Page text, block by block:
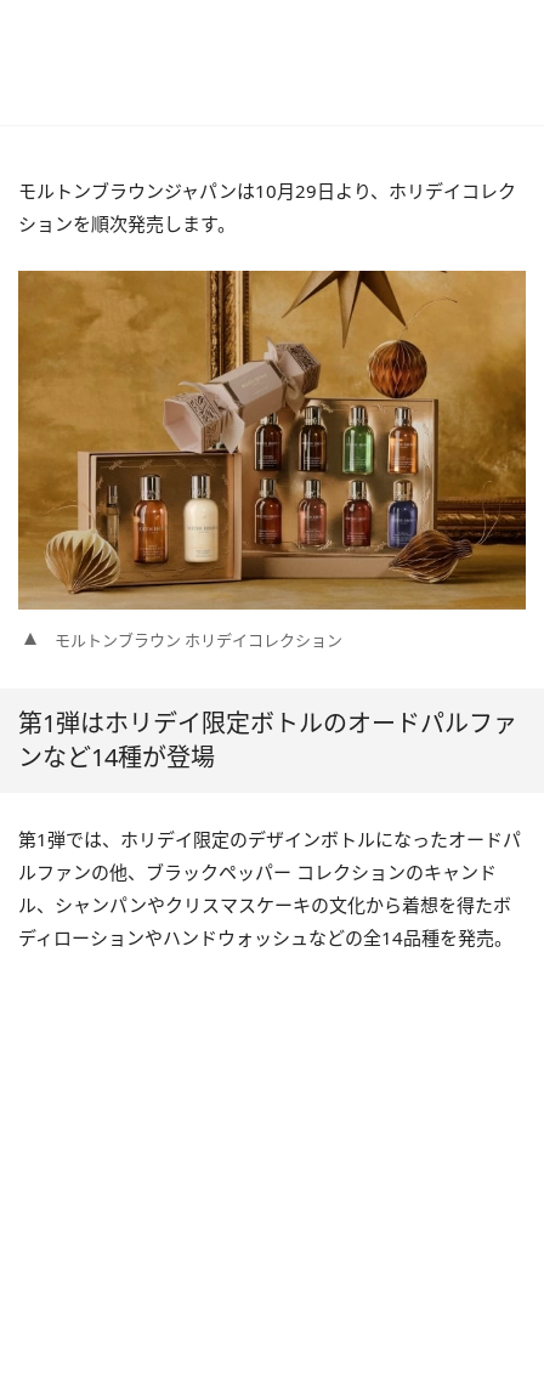
モルトンブラウンジャパンは10月29日より、ホリデイコレク
ションを順次発売します。
モルトンブラウン ホリデイコレクション
第1弾はホリデイ限定ボトルのオードパルファ
ンなど14種が登場
第1弾では、ホリデイ限定のデザインボトルになったオードパ
ルファンの他、ブラックペッパー コレクションのキャンド
ル、シャンパンやクリスマスケーキの文化から着想を得たボ
ディローションやハンドウォッシュなどの全14品種を発売。